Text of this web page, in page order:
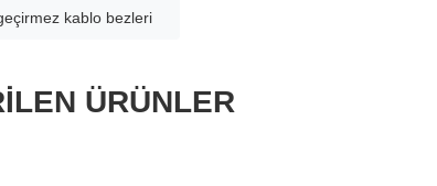
kablo bezleri
ÜRÜNLER